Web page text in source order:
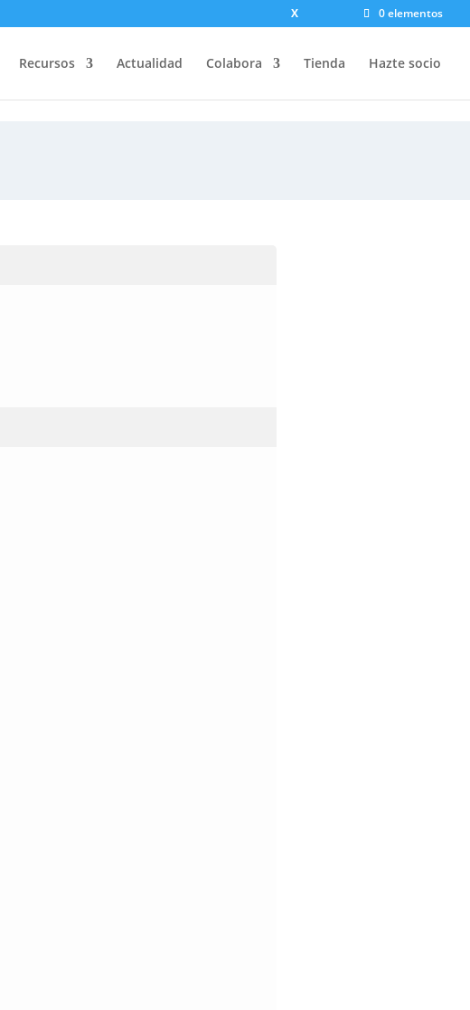
X 0 elementos
Recursos Actualidad Colabora Tienda Hazte socio